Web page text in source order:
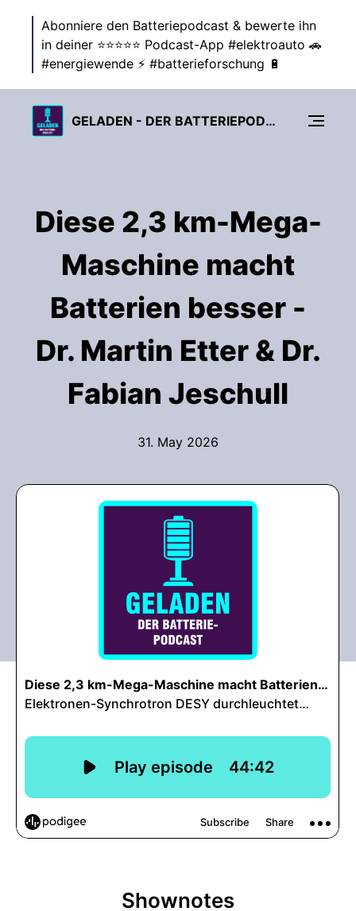
Abonniere den Batteriepodcast & bewerte ihn
in deiner ⭐⭐⭐⭐⭐ Podcast-App #elektroauto 🚗
#energiewende ⚡ #batterieforschung 🔋
GELADEN - DER BATTERIEPODCAST ZUR ENERGIEWENDE
Diese 2,3 km-Mega-
Maschine macht
Batterien besser -
Dr. Martin Etter & Dr.
Fabian Jeschull
31. May 2026
Shownotes